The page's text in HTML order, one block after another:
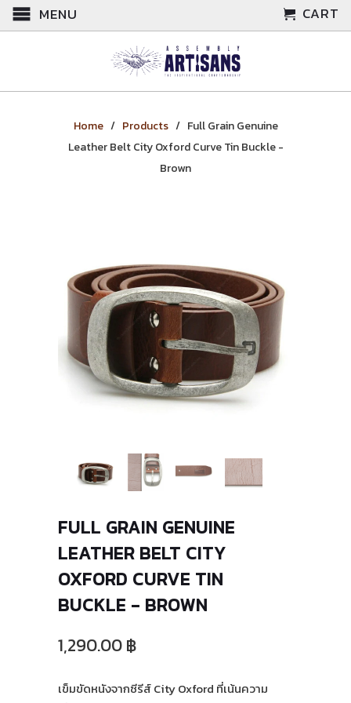
MENU CART
Home/ Products / Full Grain Genuine
Leather Belt City Oxford Curve Tin Buckle -
Brown
FULL GRAIN GENUINE
LEATHER BELT CITY
OXFORD CURVE TIN
BUCKLE - BROWN
1,290.00 ฿
เข็มขัดหนังจากซีรีส์ City Oxford ที่เน้นความ